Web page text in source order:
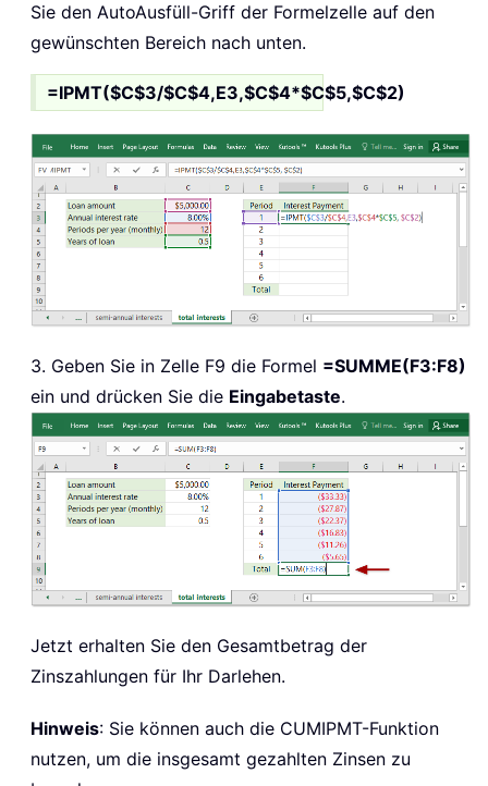
Sie den AutoAusfüll-Griff der Formelzelle auf den
gewünschten Bereich nach unten.
=IPMT($C$3/$C$4,E3,$C$4*$C$5,$C$2)
3. Geben Sie in Zelle F9 die Formel =SUMME(F3:F8)
ein und drücken Sie die Eingabetaste.
Jetzt erhalten Sie den Gesamtbetrag der
Zinszahlungen für Ihr Darlehen.
Hinweis: Sie können auch die CUMIPMT-Funktion
nutzen, um die insgesamt gezahlten Zinsen zu